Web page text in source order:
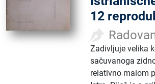
12
Zadivljuje velika
sačuvanoga
relativno malom